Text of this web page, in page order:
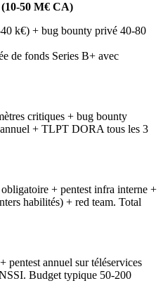
50 M€ CA)
k€) + bug bounty privé 40-80
de fonds Series B+ avec
critiques + bug bounty
+ TLPT DORA tous les 3
+ pentest infra interne +
habilités) + red team. Total
annuel sur téléservices
Budget typique 50-200